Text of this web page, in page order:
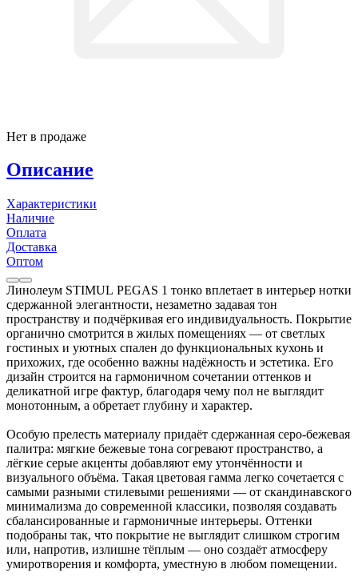
Нет в продаже
Описание
Характеристики
Наличие
Оплата
Доставка
Оптом
Линолеум STIMUL PEGAS 1 тонко вплетает в интерьер нотки
сдержанной элегантности, незаметно задавая тон
пространству и подчёркивая его индивидуальность. Покрытие
органично смотрится в жилых помещениях — от светлых
гостиных и уютных спален до функциональных кухонь и
прихожих, где особенно важны надёжность и эстетика. Его
дизайн строится на гармоничном сочетании оттенков и
деликатной игре фактур, благодаря чему пол не выглядит
монотонным, а обретает глубину и характер.
Особую прелесть материалу придаёт сдержанная серо‑бежевая
палитра: мягкие бежевые тона согревают пространство, а
лёгкие серые акценты добавляют ему утончённости и
визуального объёма. Такая цветовая гамма легко сочетается с
самыми разными стилевыми решениями — от скандинавского
минимализма до современной классики, позволяя создавать
сбалансированные и гармоничные интерьеры. Оттенки
подобраны так, что покрытие не выглядит слишком строгим
или, напротив, излишне тёплым — оно создаёт атмосферу
умиротворения и комфорта, уместную в любом помещении.